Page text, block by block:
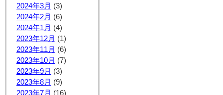
2024年3月 (3)
2024年2月 (6)
2024年1月 (4)
2023年12月 (1)
2023年11月 (6)
2023年10月 (7)
2023年9月 (3)
2023年8月 (9)
2023年7月 (16)